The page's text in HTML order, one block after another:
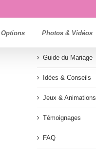
Options Photos & Vidéos
Guide du Mariage
Idées & Conseils
Jeux & Animations
Témoignages
FAQ